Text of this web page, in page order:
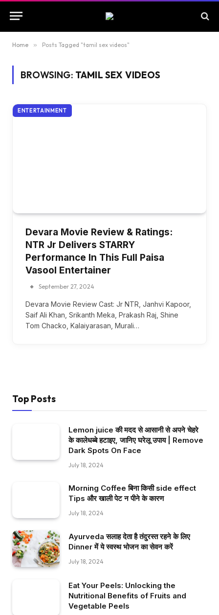
Home » Posts Tagged "tamil sex videos"
BROWSING: TAMIL SEX VIDEOS
ENTERTAINMENT
Devara Movie Review & Ratings:
NTR Jr Delivers STARRY
Performance In This Full Paisa
Vasool Entertainer
September 27, 2024
Devara Movie Review Cast: Jr NTR, Janhvi Kapoor,
Saif Ali Khan, Srikanth Meka, Prakash Raj, Shine
Tom Chacko, Kalaiyarasan, Murali…
Top Posts
Lemon juice की मदद से आसानी से अपने चेहरे
के कालेधब्बे हटाइए, जानिए घरेलू उपाय | Remove
Dark Spots On Face
July 18, 2024
Morning Coffee बिना किसी side effect
Tips और खाली पेट न पीने के कारण
July 18, 2024
Ayurveda सलाह देता है तंदुरस्त रहने के लिए
Dinner में ये स्वस्थ भोजन का सेवन करें
July 18, 2024
Eat Your Peels: Unlocking the
Nutritional Benefits of Fruits and
Vegetable Peels